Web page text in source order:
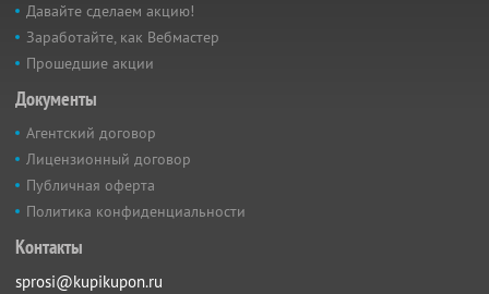
Давайте сделаем акцию!
Заработайте, как Вебмастер
Прошедшие акции
Документы
Агентский договор
Лицензионный договор
Публичная оферта
Политика конфиденциальности
Контакты
sprosi@kupikupon.ru